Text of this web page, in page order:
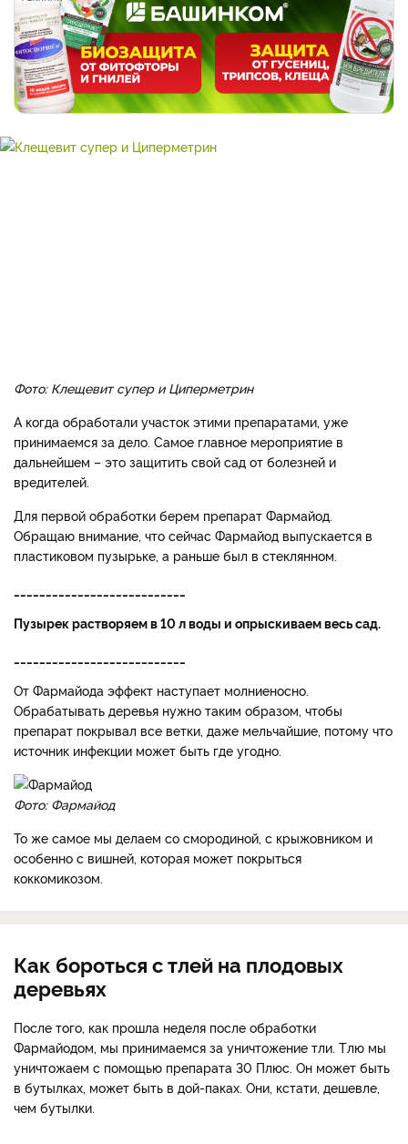
Фото: Клещевит супер и Циперметрин
А когда обработали участок этими препаратами, уже
принимаемся за дело. Самое главное мероприятие в
дальнейшем – это защитить свой сад от болезней и
вредителей.
Для первой обработки берем препарат Фармайод.
Обращаю внимание, что сейчас Фармайод выпускается в
пластиковом пузырьке, а раньше был в стеклянном.
Пузырек растворяем в 10 л воды и опрыскиваем весь сад.
От Фармайода эффект наступает молниеносно.
Обрабатывать деревья нужно таким образом, чтобы
препарат покрывал все ветки, даже мельчайшие, потому что
источник инфекции может быть где угодно.
Фото: Фармайод
То же самое мы делаем со смородиной, с крыжовником и
особенно с вишней, которая может покрыться
коккомикозом.
Как бороться с тлей на плодовых
деревьях
После того, как прошла неделя после обработки
Фармайодом, мы принимаемся за уничтожение тли. Тлю мы
уничтожаем с помощью препарата 30 Плюс. Он может быть
в бутылках, может быть в дой-паках. Они, кстати, дешевле,
чем бутылки.